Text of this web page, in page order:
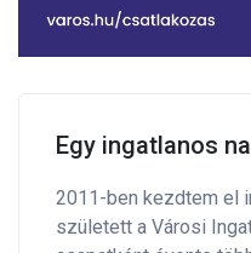
Egy ingatlanos
2011-ben kezdtem el
született a Városi